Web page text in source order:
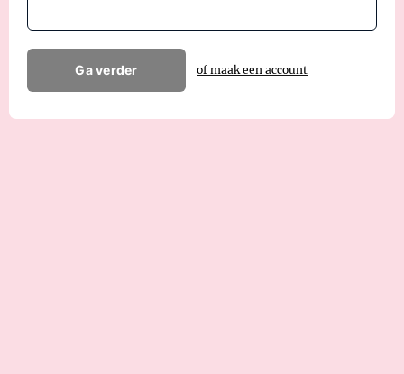
Ga verder of maak een account